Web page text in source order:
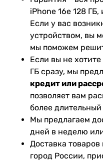
iPhone 16e 128 ГБ,
Если у вас
устройством, вы
мы поможем
Если вы не хотите
ГБ сразу, мы
кредит или
позволяет вам
более
Мы предлагаем
дней в неделю
Доставка
город России,